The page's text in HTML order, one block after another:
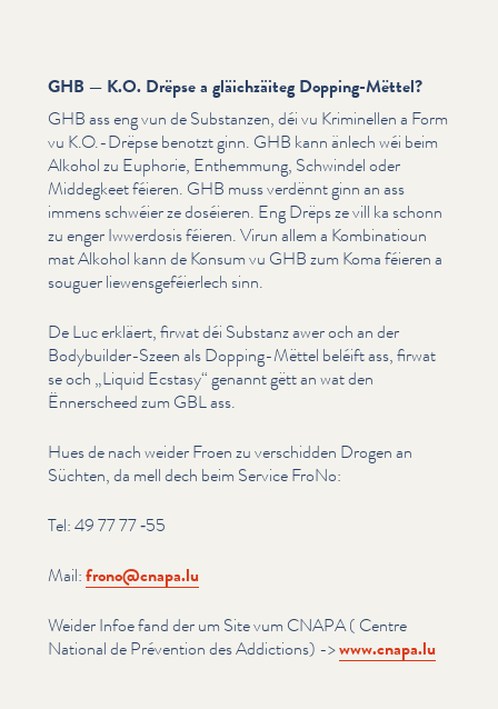
GHB — K.O. Drëpse a gläichzäiteg Dopping-Mëttel?
GHB ass eng vun de Substanzen, déi vu Kriminellen a Form
vu K.O.-Drëpse benotzt ginn. GHB kann änlech wéi beim
Alkohol zu Euphorie, Enthemmung, Schwindel oder
Middegkeet féieren. GHB muss verdënnt ginn an ass
immens schwéier ze doséieren. Eng Drëps ze vill ka schonn
zu enger Iwwerdosis féieren. Virun allem a Kom­bi­na­tioun
mat Alkohol kann de Konsum vu GHB zum Koma féieren a
souguer liewens­ge­féier­lech sinn.
De Luc erkläert, firwat déi Substanz awer och an der
Bodybuilder-Szeen als Dopping-Mëttel beléift ass, firwat
se och „Liquid Ecstasy“ genannt gëtt an wat den
Ënnerscheed zum GBL ass.
Hues de nach weider Froen zu verschidden Drogen an
Süchten, da mell dech beim Service FroNo:
Tel: 49 77 77 ‑55
Mail:frono@​cnapa.​lu
Weider Infoe fand der um Site vum CNAPA ( Centre
National de Prévention des Addictions) ->www​.cnapa​.lu